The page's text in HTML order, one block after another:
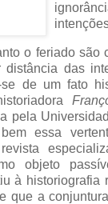
o feriadosão
das
de um fato
pela
essa
objeto
à historiografia
que a